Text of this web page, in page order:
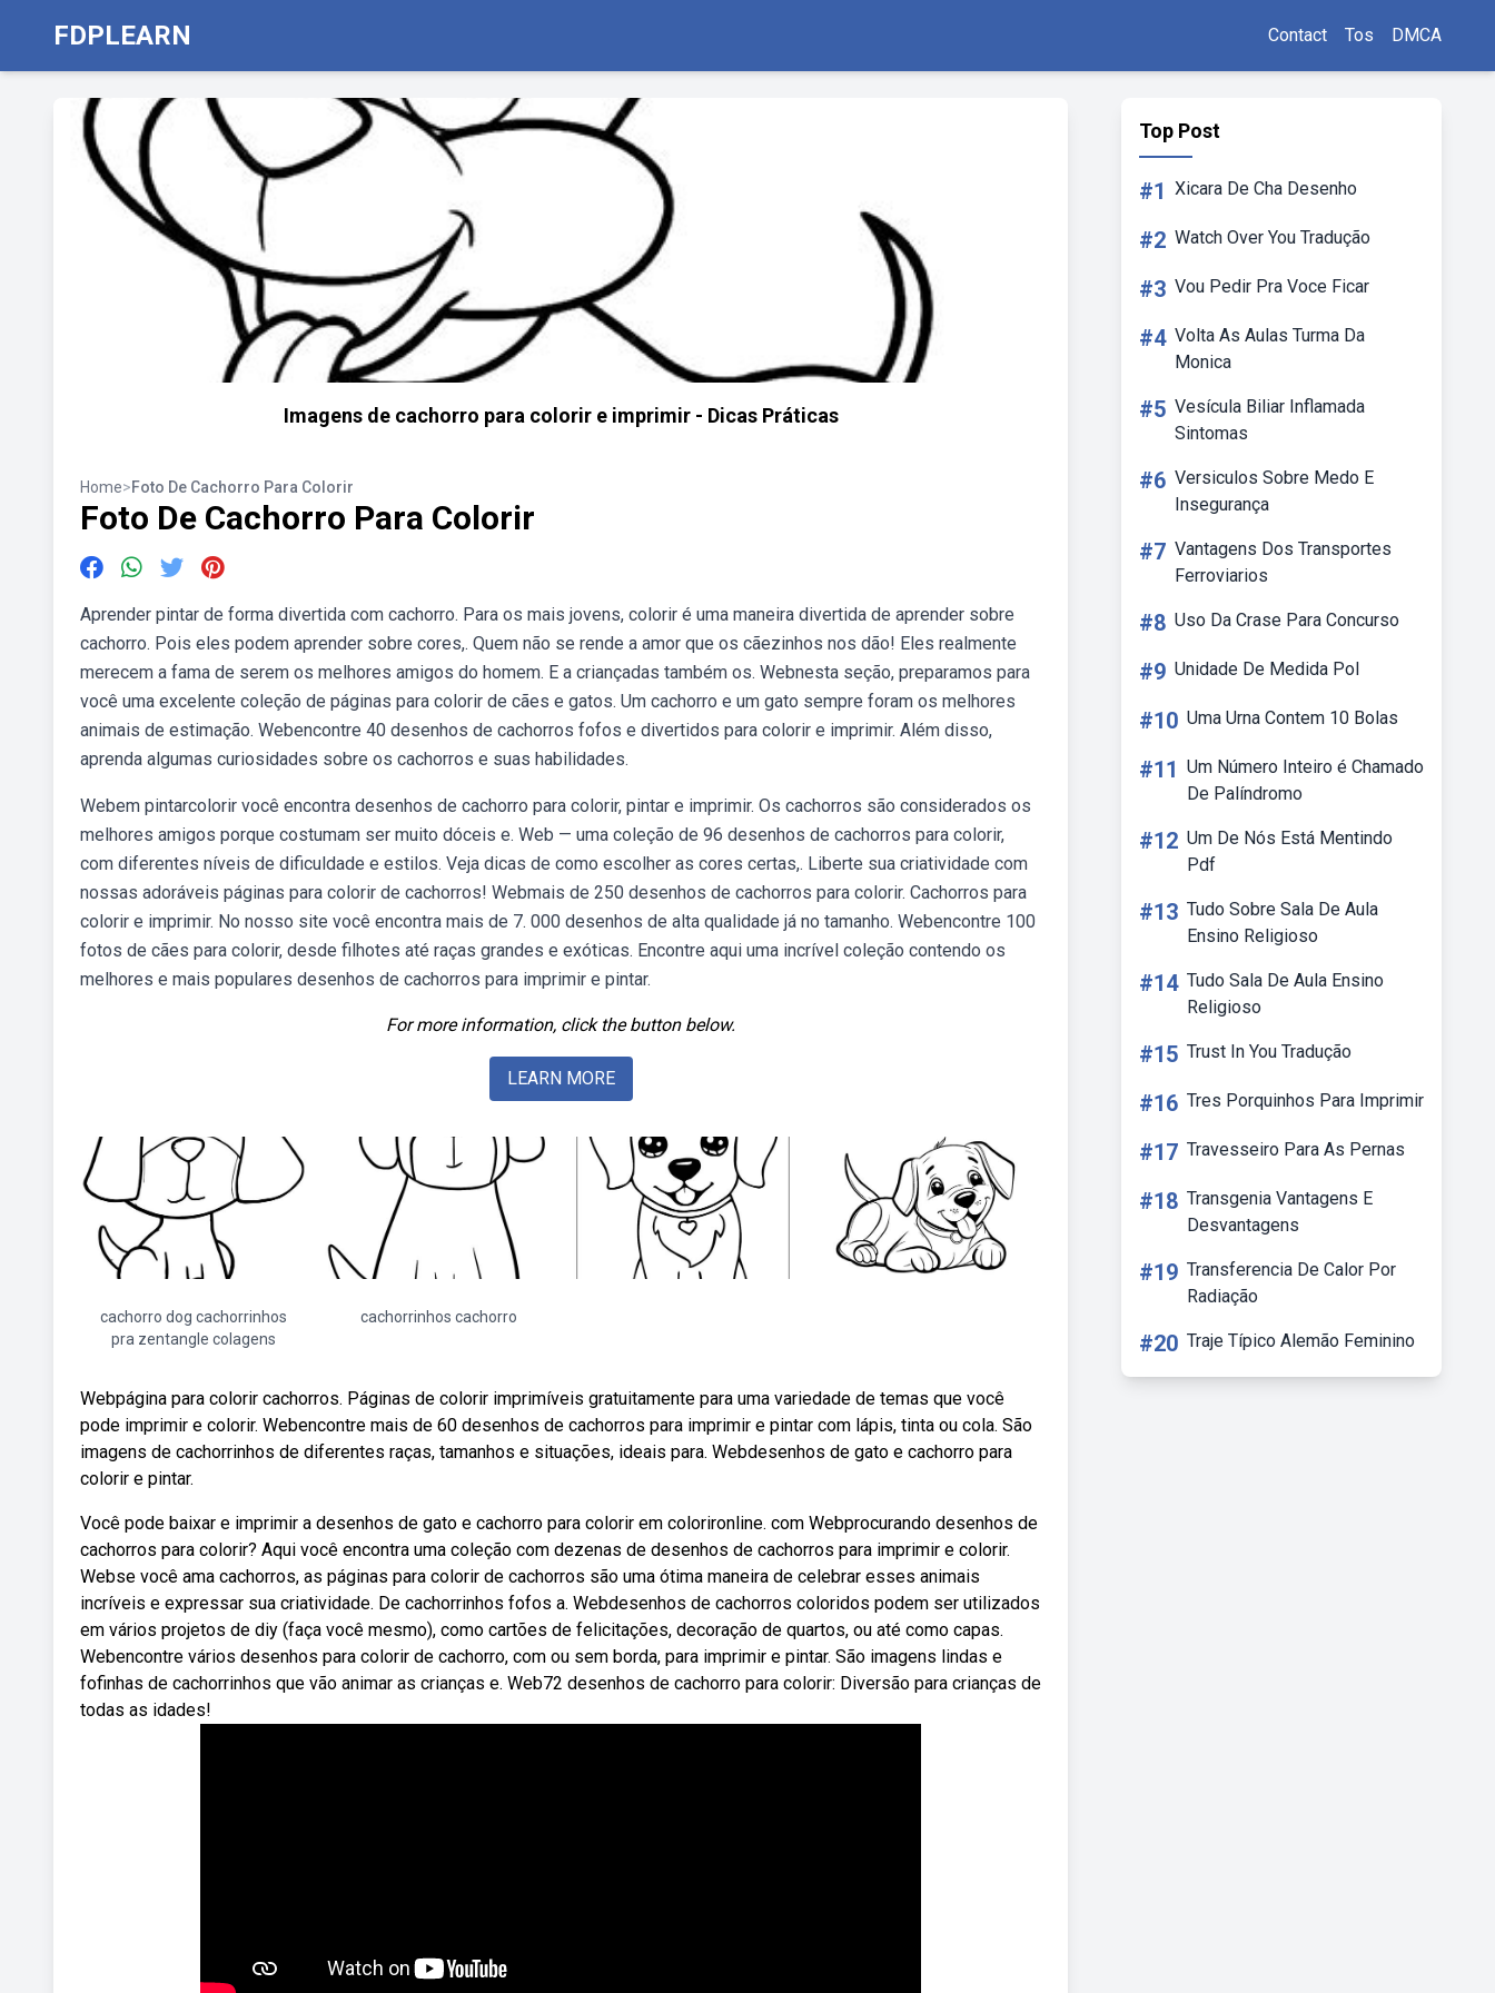
FDPLEARN Contact Tos DMCA
Imagens de cachorro para colorir e imprimir - Dicas Práticas
Home>Foto De Cachorro Para Colorir
Foto De Cachorro Para Colorir
Aprender pintar de forma divertida com cachorro. Para os mais jovens, colorir é uma maneira divertida de aprender sobre
cachorro. Pois eles podem aprender sobre cores,. Quem não se rende a amor que os cãezinhos nos dão! Eles realmente
merecem a fama de serem os melhores amigos do homem. E a criançadas também os. Webnesta seção, preparamos para
você uma excelente coleção de páginas para colorir de cães e gatos. Um cachorro e um gato sempre foram os melhores
animais de estimação. Webencontre 40 desenhos de cachorros fofos e divertidos para colorir e imprimir. Além disso,
aprenda algumas curiosidades sobre os cachorros e suas habilidades.
Webem pintarcolorir você encontra desenhos de cachorro para colorir, pintar e imprimir. Os cachorros são considerados os
melhores amigos porque costumam ser muito dóceis e. Web — uma coleção de 96 desenhos de cachorros para colorir,
com diferentes níveis de dificuldade e estilos. Veja dicas de como escolher as cores certas,. Liberte sua criatividade com
nossas adoráveis páginas para colorir de cachorros! Webmais de 250 desenhos de cachorros para colorir. Cachorros para
colorir e imprimir. No nosso site você encontra mais de 7. 000 desenhos de alta qualidade já no tamanho. Webencontre 100
fotos de cães para colorir, desde filhotes até raças grandes e exóticas. Encontre aqui uma incrível coleção contendo os
melhores e mais populares desenhos de cachorros para imprimir e pintar.
For more information, click the button below.
LEARN MORE
cachorro dog cachorrinhos
pra zentangle colagens
cachorrinhos cachorro
Webpágina para colorir cachorros. Páginas de colorir imprimíveis gratuitamente para uma variedade de temas que você
pode imprimir e colorir. Webencontre mais de 60 desenhos de cachorros para imprimir e pintar com lápis, tinta ou cola. São
imagens de cachorrinhos de diferentes raças, tamanhos e situações, ideais para. Webdesenhos de gato e cachorro para
colorir e pintar.
Você pode baixar e imprimir a desenhos de gato e cachorro para colorir em colorironline. com Webprocurando desenhos de
cachorros para colorir? Aqui você encontra uma coleção com dezenas de desenhos de cachorros para imprimir e colorir.
Webse você ama cachorros, as páginas para colorir de cachorros são uma ótima maneira de celebrar esses animais
incríveis e expressar sua criatividade. De cachorrinhos fofos a. Webdesenhos de cachorros coloridos podem ser utilizados
em vários projetos de diy (faça você mesmo), como cartões de felicitações, decoração de quartos, ou até como capas.
Webencontre vários desenhos para colorir de cachorro, com ou sem borda, para imprimir e pintar. São imagens lindas e
fofinhas de cachorrinhos que vão animar as crianças e. Web72 desenhos de cachorro para colorir: Diversão para crianças de
todas as idades!
Top Post
#1 Xicara De Cha Desenho
#2 Watch Over You Tradução
#3 Vou Pedir Pra Voce Ficar
#4 Volta As Aulas Turma Da
Monica
#5 Vesícula Biliar Inflamada
Sintomas
#6 Versiculos Sobre Medo E
Insegurança
#7 Vantagens Dos Transportes
Ferroviarios
#8 Uso Da Crase Para Concurso
#9 Unidade De Medida Pol
#10 Uma Urna Contem 10 Bolas
#11 Um Número Inteiro é Chamado
De Palíndromo
#12 Um De Nós Está Mentindo
Pdf
#13 Tudo Sobre Sala De Aula
Ensino Religioso
#14 Tudo Sala De Aula Ensino
Religioso
#15 Trust In You Tradução
#16 Tres Porquinhos Para Imprimir
#17 Travesseiro Para As Pernas
#18 Transgenia Vantagens E
Desvantagens
#19 Transferencia De Calor Por
Radiação
#20 Traje Típico Alemão Feminino